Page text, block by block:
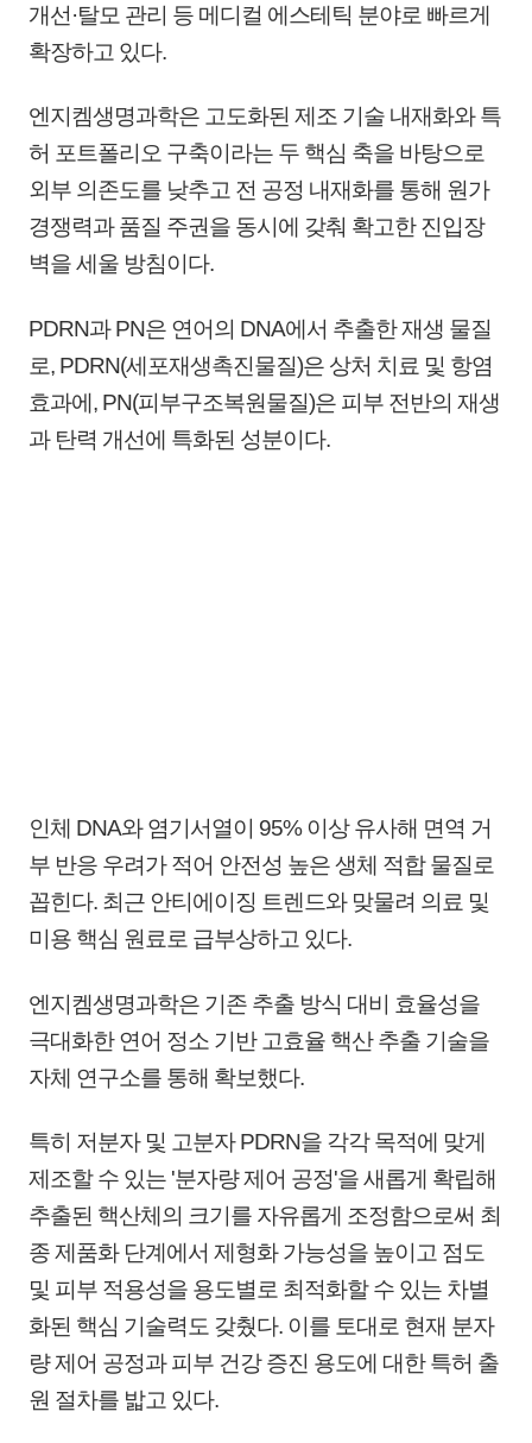
개선·탈모 관리 등 메디컬 에스테틱 분야로 빠르게
확장하고 있다.
엔지켐생명과학은 고도화된 제조 기술 내재화와 특
허 포트폴리오 구축이라는 두 핵심 축을 바탕으로
외부 의존도를 낮추고 전 공정 내재화를 통해 원가
경쟁력과 품질 주권을 동시에 갖춰 확고한 진입장
벽을 세울 방침이다.
PDRN과 PN은 연어의 DNA에서 추출한 재생 물질
로, PDRN(세포재생촉진물질)은 상처 치료 및 항염
효과에, PN(피부구조복원물질)은 피부 전반의 재생
과 탄력 개선에 특화된 성분이다.
인체 DNA와 염기서열이 95% 이상 유사해 면역 거
부 반응 우려가 적어 안전성 높은 생체 적합 물질로
꼽힌다. 최근 안티에이징 트렌드와 맞물려 의료 및
미용 핵심 원료로 급부상하고 있다.
엔지켐생명과학은 기존 추출 방식 대비 효율성을
극대화한 연어 정소 기반 고효율 핵산 추출 기술을
자체 연구소를 통해 확보했다.
특히 저분자 및 고분자 PDRN을 각각 목적에 맞게
제조할 수 있는 '분자량 제어 공정'을 새롭게 확립해
추출된 핵산체의 크기를 자유롭게 조정함으로써 최
종 제품화 단계에서 제형화 가능성을 높이고 점도
및 피부 적용성을 용도별로 최적화할 수 있는 차별
화된 핵심 기술력도 갖췄다. 이를 토대로 현재 분자
량 제어 공정과 피부 건강 증진 용도에 대한 특허 출
원 절차를 밟고 있다.